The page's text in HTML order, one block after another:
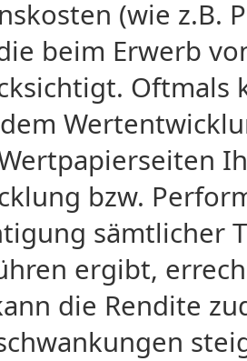
(wie z.B.
beim Erwerb
Oftmals
bzw.
sämtlicher
ergibt,
die Rendite